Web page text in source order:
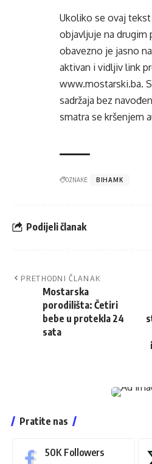
Ukoliko se ovaj
objavljuje na drugim
obavezno je jasno
aktivan i vidljiv link
www.mostarski.ba.
sadržaja bez
smatra se kršenjem
OZNAKE: BIHAMK
Podijeli članak
PRETHODNI ČLANAK
Mostarska
porodilišta: Četiri
bebe u protekla 24
sata
Pratite nas
50K Followers